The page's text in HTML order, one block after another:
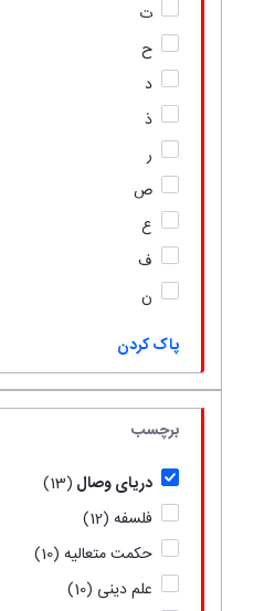
ت
ح
د
ذ
ر
ص
ع
ف
ن
پاک کردن
برچسب
دریای وصال (13)
فلسفه (12)
حکمت متعالیه (10)
علم دینی (10)